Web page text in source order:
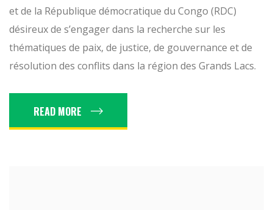
et de la République démocratique du Congo (RDC)
désireux de s’engager dans la recherche sur les
thématiques de paix, de justice, de gouvernance et de
résolution des conflits dans la région des Grands Lacs.
READ MORE